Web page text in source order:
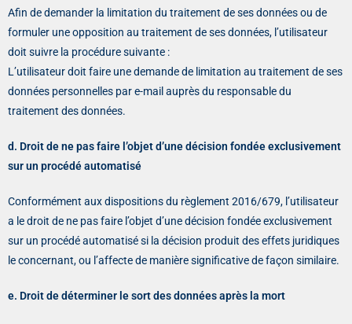
Afin de demander la limitation du traitement de ses données ou de
formuler une opposition au traitement de ses données, l’utilisateur
doit suivre la procédure suivante :
L’utilisateur doit faire une demande de limitation au traitement de ses
données personnelles par e-mail auprès du responsable du
traitement des données.
d. Droit de ne pas faire l’objet d’une décision fondée exclusivement
sur un procédé automatisé
Conformément aux dispositions du règlement 2016/679, l’utilisateur
a le droit de ne pas faire l’objet d’une décision fondée exclusivement
sur un procédé automatisé si la décision produit des effets juridiques
le concernant, ou l’affecte de manière significative de façon similaire.
e. Droit de déterminer le sort des données après la mort